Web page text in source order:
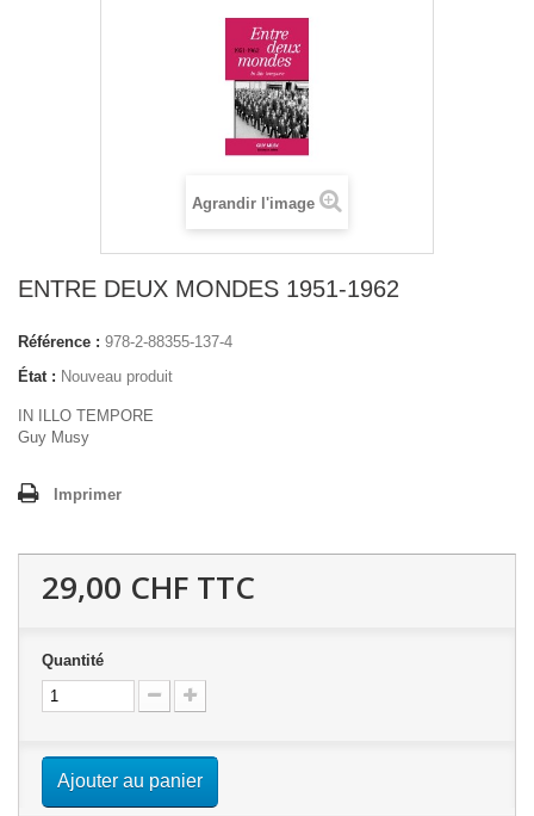
Agrandir l'image
ENTRE DEUX MONDES 1951-1962
Référence : 978-2-88355-137-4
État : Nouveau produit
IN ILLO TEMPORE
Guy Musy
Imprimer
29,00 CHF TTC
Quantité
Ajouter au panier